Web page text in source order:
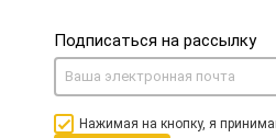
Подписаться на рассылку
Нажимая на кнопку, я